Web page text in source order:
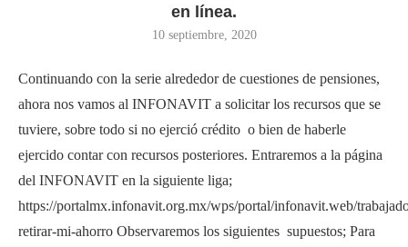
en línea.
10 septiembre, 2020
Continuando con la serie alrededor de cuestiones de pensiones,
ahora nos vamos al INFONAVIT a solicitar los recursos que se
tuviere, sobre todo si no ejerció crédito o bien de haberle
ejercido contar con recursos posteriores. Entraremos a la página
del INFONAVIT en la siguiente liga;
https://portalmx.infonavit.org.mx/wps/portal/infonavit.web/
retirar-mi-ahorro Observaremos los siguientes supuestos; Para